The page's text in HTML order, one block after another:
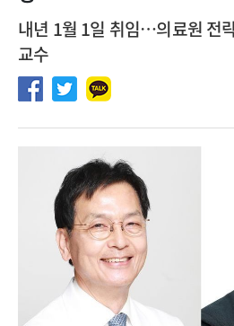
내년 1월 1일 취임…의료원 전
교수